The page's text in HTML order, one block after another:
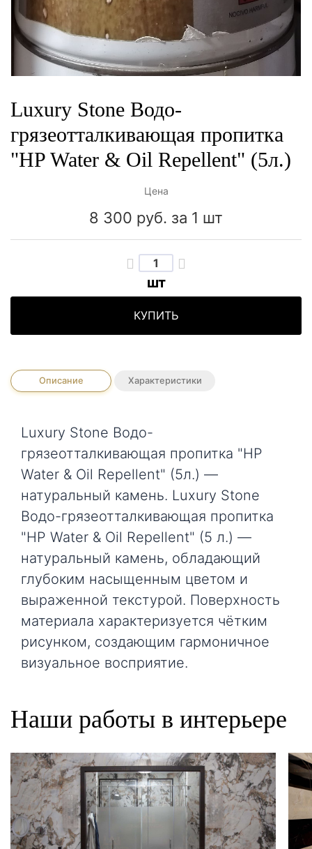
Luxury Stone Водо-
грязеотталкивающая пропитка
"HP Water & Oil Repellent" (5л.)
Цена
8 300 руб. за 1 шт
шт
КУПИТЬ
Описание Характеристики
Luxury Stone Водо-
грязеотталкивающая пропитка "HP
Water & Oil Repellent" (5л.) —
натуральный камень. Luxury Stone
Водо-грязеотталкивающая пропитка
"HP Water & Oil Repellent" (5 л.) —
натуральный камень, обладающий
глубоким насыщенным цветом и
выраженной текстурой. Поверхность
материала характеризуется чётким
рисунком, создающим гармоничное
визуальное восприятие.
Наши работы в интерьере